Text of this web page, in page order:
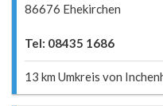
86676 Ehekirchen
Tel: 08435 1686
13 km Umkreis von